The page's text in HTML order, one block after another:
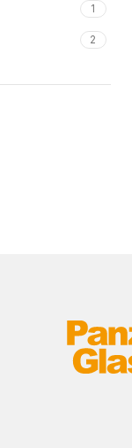
1
2